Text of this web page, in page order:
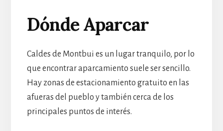
Dónde Aparcar
Caldes de Montbui es un lugar tranquilo, por lo
que encontrar aparcamiento suele ser sencillo.
Hay zonas de estacionamiento gratuito en las
afueras del pueblo y también cerca de los
principales puntos de interés.